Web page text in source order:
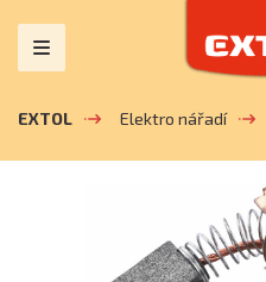
EXTOL Elektro nářadí